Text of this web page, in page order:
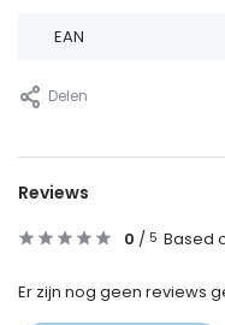
EAN
Delen
Reviews
0 / 5 Based
Er zijn nog geen reviews